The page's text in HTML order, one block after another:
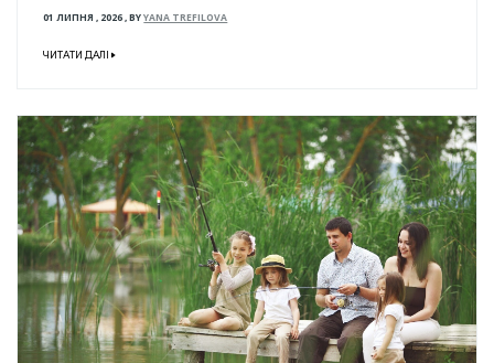
01 ЛИПНЯ , 2026,BYYANA TREFILOVA
ЧИТАТИ ДАЛІ